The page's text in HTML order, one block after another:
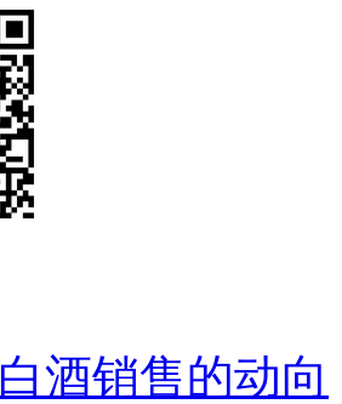
白酒销售的动向